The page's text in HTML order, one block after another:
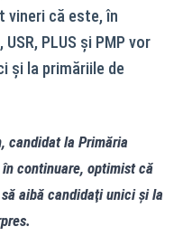
vineri că este, în
PLUS şi PMP vor
şi la primăriile de
candidat la Primăria
continuare, optimist că
să aibă candidaţi unici şi la
.